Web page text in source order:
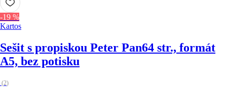
-19 %
Kartos
Sešit s propiskou Peter Pan64 str., formát
A5, bez potisku
(2)